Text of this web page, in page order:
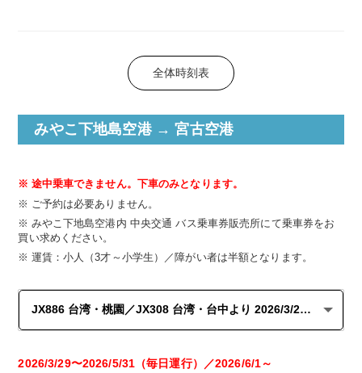
全体時刻表
みやこ下地島空港 → 宮古空港
途中乗車できません。下車のみとなります。
ご予約は必要ありません。
みやこ下地島空港内 中央交通 バス乗車券販売所にて乗車券をお
買い求めください。
運賃：小人（3才～小学生）／障がい者は半額となります。
2026/3/29〜2026/5/31（毎日運行）／2026/6/1～